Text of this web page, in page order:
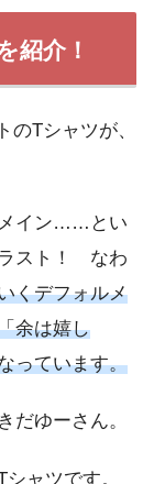
紹介！
のTシャツが、
メイン……とい
ラスト！ なわ
くデフォルメ
余は嬉し
っています。
だゆーさん。
ャツです。